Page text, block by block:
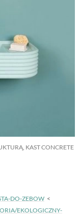
KAST CONCRETE
DO-ZEBOW
EKOLOGICZNY-